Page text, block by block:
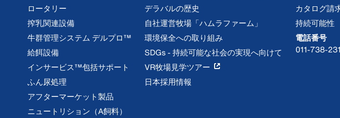
ロータリー
搾乳関連設備
牛群管理システム デルプロ™
給餌設備
インサービス™包括サポート
ふん尿処理
アフターマーケット製品
ニュートリション（A飼料）
デラバルの歴史
自社運営牧場「ハムラファーム」
環境保全への取り組み
SDGs - 持続可能な社会の実現へ向けて
VR牧場見学ツアー
日本採用情報
カタログ請
持続可能性
電話番号
011-738-